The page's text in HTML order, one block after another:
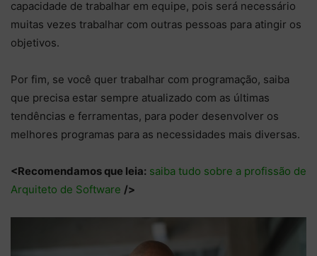
capacidade de trabalhar em equipe, pois será necessário
muitas vezes trabalhar com outras pessoas para atingir os
objetivos.
Por fim, se você quer trabalhar com programação, saiba
que precisa estar sempre atualizado com as últimas
tendências e ferramentas, para poder desenvolver os
melhores programas para as necessidades mais diversas.
<Recomendamos que leia: saiba tudo sobre a profissão de
Arquiteto de Software />